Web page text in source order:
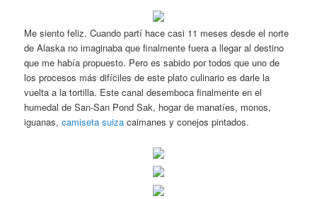
Me siento feliz. Cuando partí hace casi 11 meses desde el norte
de Alaska no imaginaba que finalmente fuera a llegar al destino
que me había propuesto. Pero es sabido por todos que uno de
los procesos más difíciles de este plato culinario es darle la
vuelta a la tortilla. Este canal desemboca finalmente en el
humedal de San-San Pond Sak, hogar de manatíes, monos,
iguanas,camiseta suiza caimanes y conejos pintados.